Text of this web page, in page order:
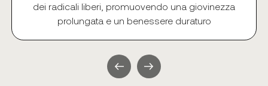
dei radicali liberi, promuovendo una giovinezza
prolungata e un benessere duraturo